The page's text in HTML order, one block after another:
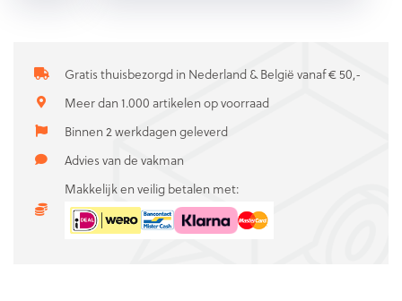
Gratis thuisbezorgd in Nederland & België vanaf € 50,-
Meer dan 1.000 artikelen op voorraad
Binnen 2 werkdagen geleverd
Advies van de vakman
Makkelijk en veilig betalen met: